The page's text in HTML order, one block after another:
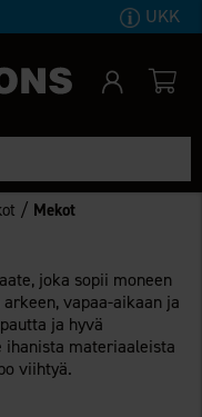
UKK
/ Mekot
joka sopii moneen
vapaa-aikaan ja
ja hyvä
materiaaleista
viihtyä.